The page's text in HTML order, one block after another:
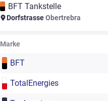
BFT Tankstelle
DorfstrasseObertrebra
Marke
BFT
TotalEnergies